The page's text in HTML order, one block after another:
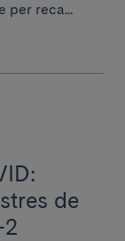
per reca...
de